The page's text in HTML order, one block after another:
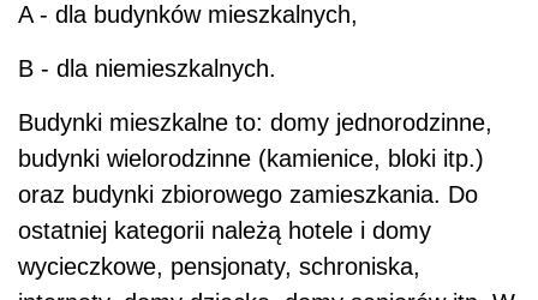
A - dla budynków mieszkalnych,
B - dla niemieszkalnych.
Budynki mieszkalne to: domy jednorodzinne,
budynki wielorodzinne (kamienice, bloki itp.)
oraz budynki zbiorowego zamieszkania. Do
ostatniej kategorii należą hotele i domy
wycieczkowe, pensjonaty, schroniska,